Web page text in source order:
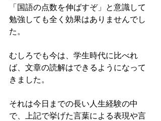
「国語の点数を伸ばすぞ」と意識して
勉強しても全く効果はありませんでし
た。
むしろでも今は、学生時代に比べれ
ば、文章の読解はできるようになって
きました。
それは今日までの長い人生経験の中
で、上記で挙げた言葉による表現や言